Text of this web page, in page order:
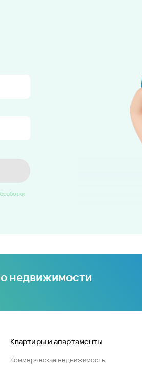
недвижимости
Квартиры и апартаменты
Коммерческая недвижимость